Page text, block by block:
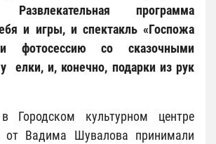
Развлекательная программа
и игры, и спектакль «Госпожа
фотосессию со сказочными
елки, и, конечно, подарки из рук
Городском культурном центре
от Вадима Шувалова принимали